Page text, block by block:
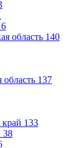
6
область 140
137
133
38